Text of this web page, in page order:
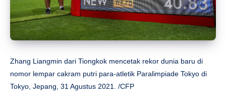
Zhang Liangmin dari Tiongkok mencetak rekor dunia baru di
nomor lempar cakram putri para-atletik Paralimpiade Tokyo di
Tokyo, Jepang, 31 Agustus 2021. /CFP